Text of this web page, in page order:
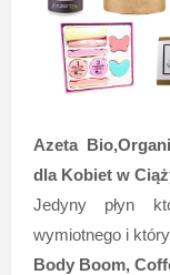
Azeta
dla Kobiet w
Jedyny płyn
wymiotnego i
Body Boom,